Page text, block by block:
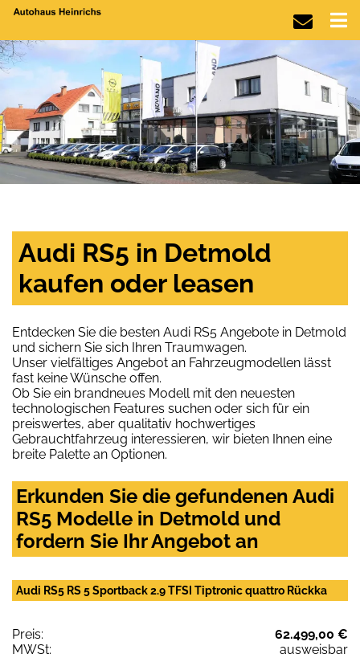
Audi RS5 in Detmold
kaufen oder leasen
Entdecken Sie die besten Audi RS5 Angebote in Detmold
und sichern Sie sich Ihren Traumwagen.
Unser vielfältiges Angebot an Fahrzeugmodellen lässt
fast keine Wünsche offen.
Ob Sie ein brandneues Modell mit den neuesten
technologischen Features suchen oder sich für ein
preiswertes, aber qualitativ hochwertiges
Gebrauchtfahrzeug interessieren, wir bieten Ihnen eine
breite Palette an Optionen.
Erkunden Sie die gefundenen Audi
RS5 Modelle in Detmold und
fordern Sie Ihr Angebot an
Audi RS5 RS 5 Sportback 2.9 TFSI Tiptronic quattro Rückka
Preis:
62.499,00 €
MWSt:
ausweisbar